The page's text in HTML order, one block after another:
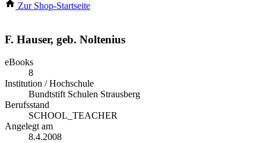
Zur Shop-Startseite
F. Hauser, geb. Noltenius
eBooks
8
Institution / Hochschule
Bundtstift Schulen Strausberg
Berufsstand
SCHOOL_TEACHER
Angelegt am
8.4.2008